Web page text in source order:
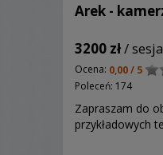
Arek -
3200 zł/ sesja
Ocena: 0,00 / 5
Poleceń: 174
Zapraszam do
przykładowych